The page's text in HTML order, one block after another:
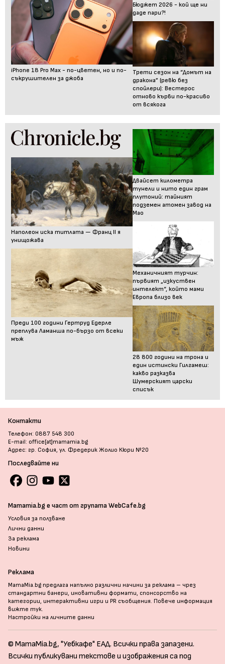
iPhone 18 Pro Max - по-цветен, но и по-
съкрушителен за джоба
Бюджет 2026 - кой ще ни
даде пари?!
Трети сезон на “Домът на
дракона” (ревю без
спойлери): Вестерос
отново кърви по-красиво
от всякога
Наполеон иска титлата — Франц II я
унищожава
Преди 100 години Гертруд Едерле
преплува Ламанша по-бързо от всеки
мъж
Двайсет километра
тунели и нито един грам
плутоний: тайният
подземен атомен завод на
Мао
Механичният турчин:
първият „изкуствен
интелект“, който мами
Европа близо век
28 800 години на трона и
един истински Гилгамеш:
какво разказва
Шумерският царски
списък
Контакти
Телефон: 0887 548 300
E-mail: office[at]mamamia.bg
Адрес: гр. София, ул. Фредерик Жолио Кюри №20
Последвайте ни
Mamamia.bg е част от групата WebCafe.bg
Условия за ползване
Лични данни
За реклама
Новини
Реклама
MamaMia.bg предлага напълно различни начини за реклама – чрез
стандартни банери, иновативни формати, спонсорство на
категории, интерактивни игри и PR съобщения. Повече информация
вижте тук.
Настройки на личните данни
© MamaMia.bg, "Уебкафе" ЕАД. Всички права запазени.
Всички публикувани текстове и изображения са под